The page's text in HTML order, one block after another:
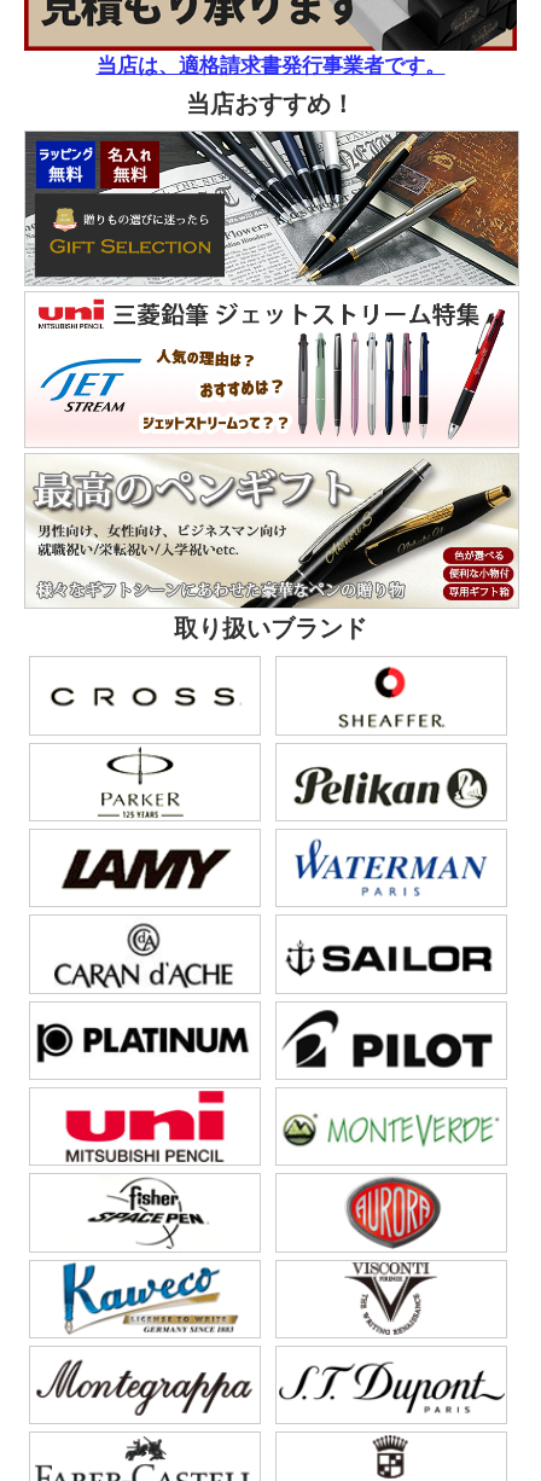
当店は、適格請求書発行事業者です。
当店おすすめ！
取り扱いブランド